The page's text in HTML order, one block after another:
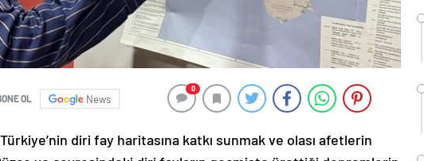
OL News
0
diri fay haritasına katkı sunmak ve olası afetlerin